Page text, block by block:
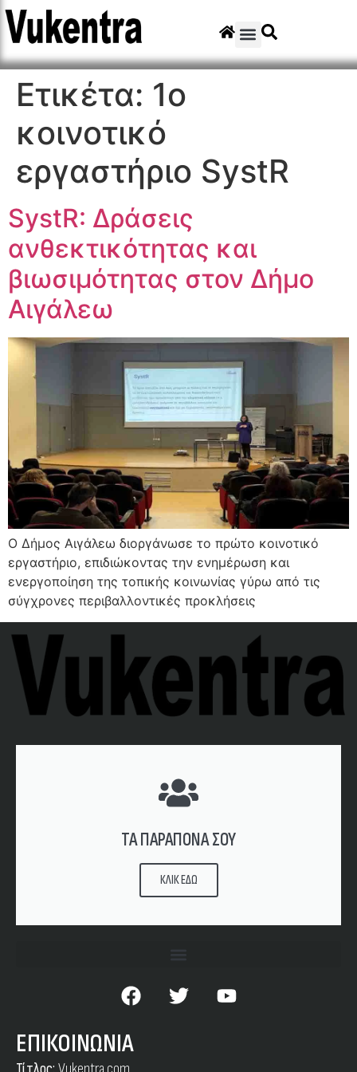
Ετικέτα: 1ο
κοινοτικό
εργαστήριο SystR
SystR: Δράσεις
ανθεκτικότητας και
βιωσιμότητας στον Δήμο
Αιγάλεω
Ο Δήμος Αιγάλεω διοργάνωσε το πρώτο κοινοτικό
εργαστήριο, επιδιώκοντας την ενημέρωση και
ενεργοποίηση της τοπικής κοινωνίας γύρω από τις
σύγχρονες περιβαλλοντικές προκλήσεις
ΤΑ ΠΑΡΑΠΟΝΑ ΣΟΥ
ΚΛΙΚ ΕΔΩ
ΕΠΙΚΟΙΝΩΝΙΑ